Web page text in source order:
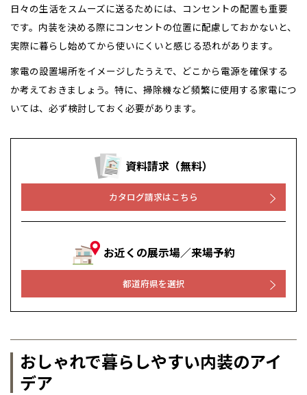
日々の生活をスムーズに送るためには、コンセントの配置も重要
です。内装を決める際にコンセントの位置に配慮しておかないと、
実際に暮らし始めてから使いにくいと感じる恐れがあります。
家電の設置場所をイメージしたうえで、どこから電源を確保する
か考えておきましょう。特に、掃除機など頻繁に使用する家電につ
いては、必ず検討しておく必要があります。
資料請求（無料）
カタログ請求はこちら
お近くの展示場／来場予約
都道府県を選択
おしゃれで暮らしやすい内装のアイ
デア